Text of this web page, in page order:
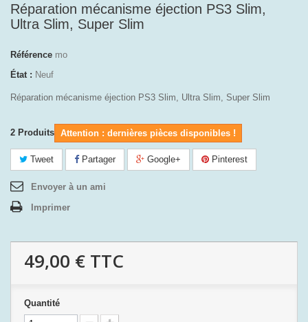
Réparation mécanisme éjection PS3 Slim,
Ultra Slim, Super Slim
Référence mo
État : Neuf
Réparation mécanisme éjection PS3 Slim, Ultra Slim, Super Slim
2 Produits Attention : dernières pièces disponibles !
Tweet Partager Google+ Pinterest
Envoyer à un ami
Imprimer
49,00 € TTC
Quantité